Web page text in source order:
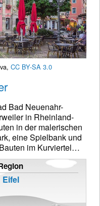
CC BY-SA 3.0
Bad Neuenahr-
in Rheinland-
in der malerischen
eine Spielbank und
im Kurviertel…
Eifel